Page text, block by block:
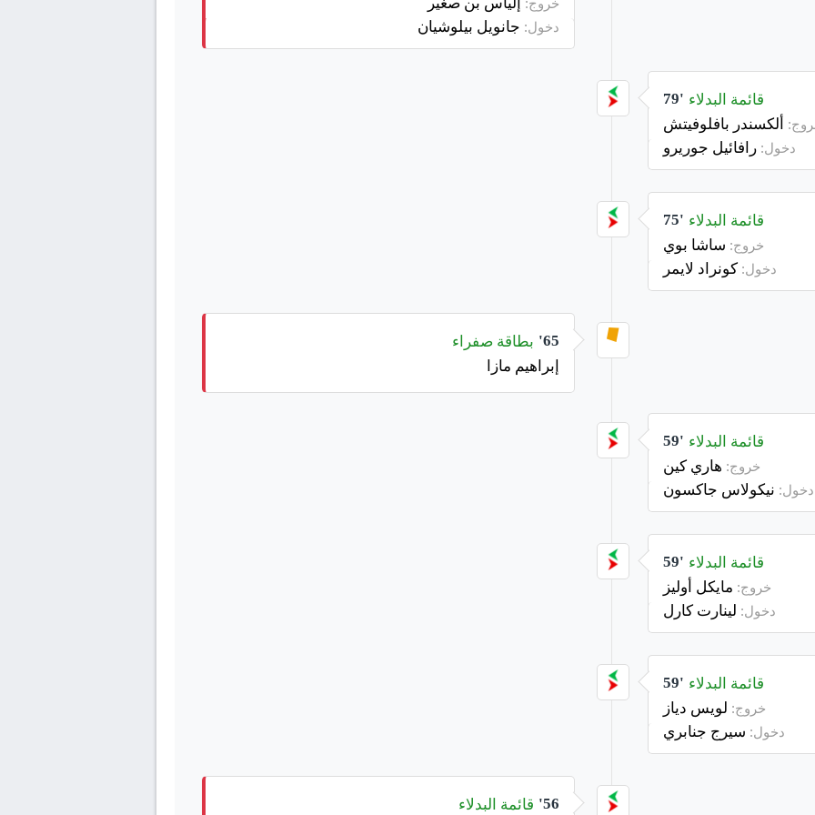
دخول: جانويل بيلوشيان
79' قائمة البدلاء
ألكسندر بافلوفيتش
دخول: رافائيل جوريرو
75' قائمة البدلاء
خروج: ساشا بوي
دخول: كونراد لايمر
65' بطاقة صفراء
إبراهيم مازا
59' قائمة البدلاء
خروج: هاري كين
دخول: نيكولاس جاكسون
59' قائمة البدلاء
خروج: مايكل أوليز
دخول: لينارت كارل
59' قائمة البدلاء
خروج: لويس دياز
دخول: سيرج جنابري
56' قائمة البدلاء